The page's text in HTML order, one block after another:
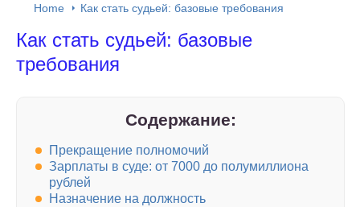
Home Как стать судьей: базовые требования
Как стать судьей: базовые
требования
Содержание:
Прекращение полномочий
Зарплаты в суде: от 7000 до полумиллиона
рублей
Назначение на должность